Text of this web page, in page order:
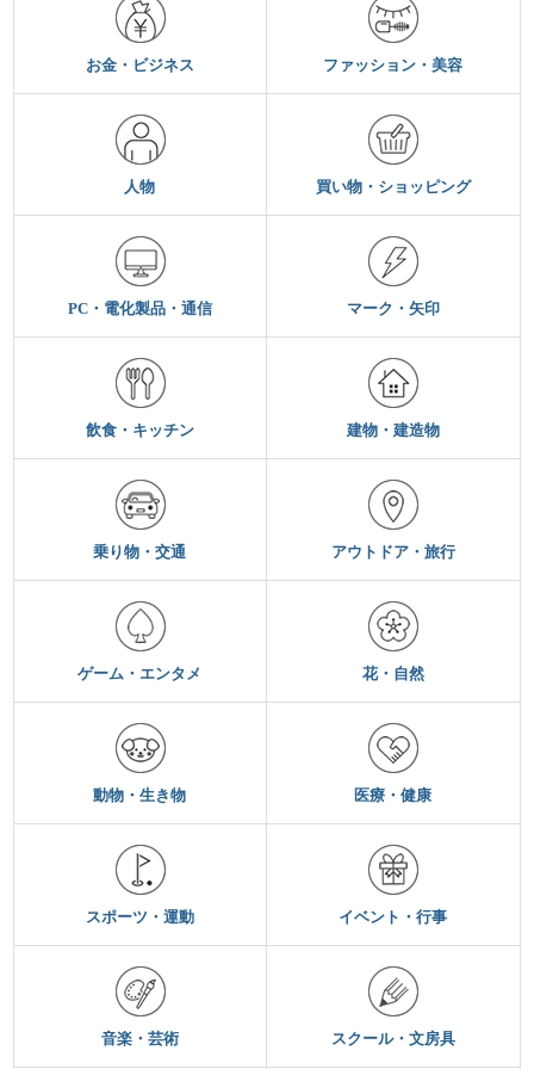
お金・ビジネス ファッション・美容
人物 買い物・ショッピング
PC・電化製品・通信 マーク・矢印
飲食・キッチン 建物・建造物
乗り物・交通 アウトドア・旅行
ゲーム・エンタメ 花・自然
動物・生き物 医療・健康
スポーツ・運動 イベント・行事
音楽・芸術 スクール・文房具